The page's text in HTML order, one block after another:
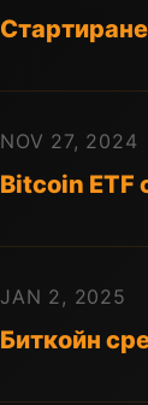
NOV 27, 2024
Bitcoin ETF
JAN 2, 2025
Биткойн